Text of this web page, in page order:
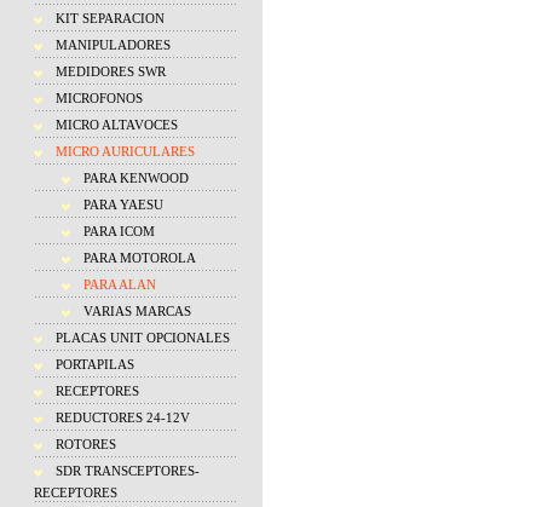
KIT SEPARACION
MANIPULADORES
MEDIDORES SWR
MICROFONOS
MICRO ALTAVOCES
MICRO AURICULARES
PARA KENWOOD
PARA YAESU
PARA ICOM
PARA MOTOROLA
PARA ALAN
VARIAS MARCAS
PLACAS UNIT OPCIONALES
PORTAPILAS
RECEPTORES
REDUCTORES 24-12V
ROTORES
SDR TRANSCEPTORES-
RECEPTORES